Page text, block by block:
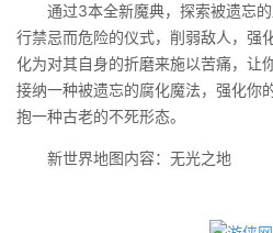
通过3本全新魔典，探索被遗忘的
行禁忌而危险的仪式，削弱敌人，强
化为对其自身的折磨来施以苦痛，让
接纳一种被遗忘的腐化魔法，强化你
抱一种古老的不死形态。
新世界地图内容：无光之地